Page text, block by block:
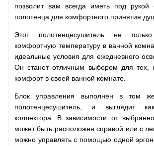
позволит вам всегда иметь под рукой
полотенца для комфортного принятия
Этот полотенцесушитель не
комфортную температуру в ванной
идеальные условия для ежедневного
Он станет отличным выбором для тех,
комфорт в своей ванной комнате.
Блок управления выполнен в том
полотенцесушитель, и выглядит
коллектора. В зависимости от
может быть расположен справой или с
можно управлять с помощью одной